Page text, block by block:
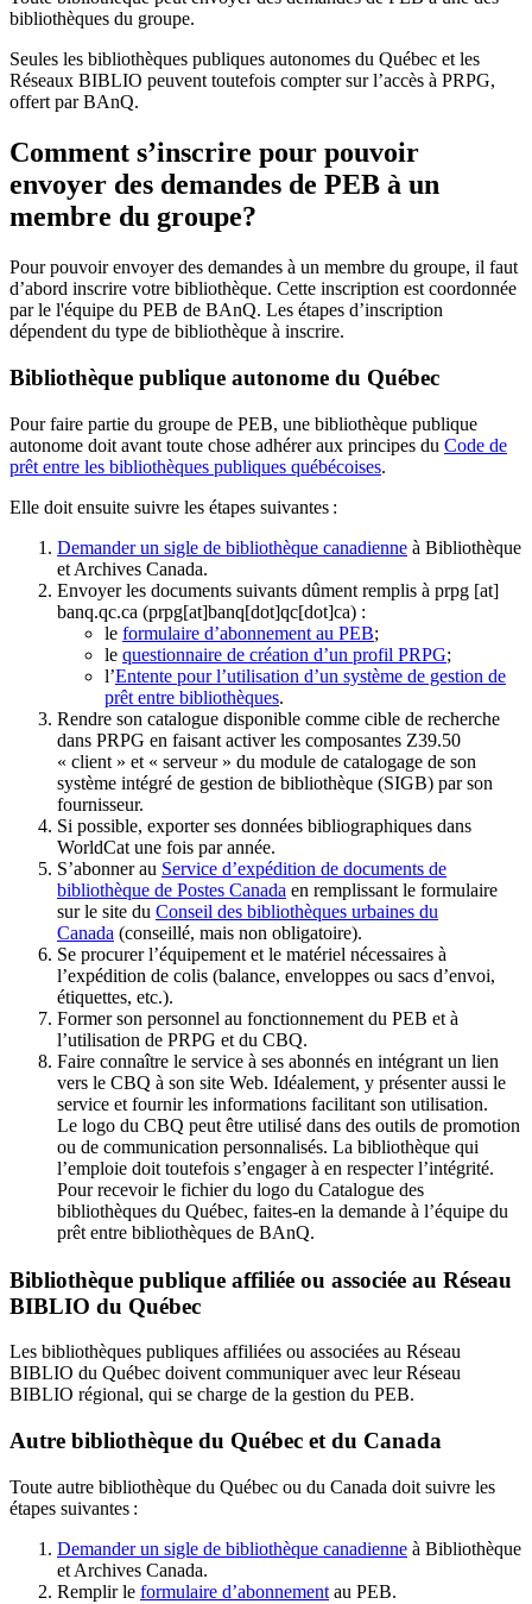
bibliothèques du groupe.
Seules les bibliothèques publiques autonomes du Québec et les
Réseaux BIBLIO peuvent toutefois compter sur l’accès à PRPG,
offert par BAnQ.
Comment s’inscrire pour pouvoir
envoyer des demandes de PEB à un
membre du groupe?
Pour pouvoir envoyer des demandes à un membre du groupe, il faut
d’abord inscrire votre bibliothèque. Cette inscription est coordonnée
par le l'équipe du PEB de BAnQ. Les étapes d’inscription
dépendent du type de bibliothèque à inscrire.
Bibliothèque publique autonome du Québec
Pour faire partie du groupe de PEB, une bibliothèque publique
autonome doit avant toute chose adhérer aux principes du Code de
prêt entre les bibliothèques publiques québécoises.
Elle doit ensuite suivre les étapes suivantes :
Demander un sigle de bibliothèque canadienne à Bibliothèque
et Archives Canada.
Envoyer les documents suivants dûment remplis à prpg [at]
banq.qc.ca (prpg[at]banq[dot]qc[dot]ca) :
le formulaire d’abonnement au PEB;
le questionnaire de création d’un profil PRPG;
l’Entente pour l’utilisation d’un système de gestion de
prêt entre bibliothèques.
Rendre son catalogue disponible comme cible de recherche
dans PRPG en faisant activer les composantes Z39.50
« client » et « serveur » du module de catalogage de son
système intégré de gestion de bibliothèque (SIGB) par son
fournisseur.
Si possible, exporter ses données bibliographiques dans
WorldCat une fois par année.
S’abonner au Service d’expédition de documents de
bibliothèque de Postes Canada en remplissant le formulaire
sur le site du Conseil des bibliothèques urbaines du
Canada (conseillé, mais non obligatoire).
Se procurer l’équipement et le matériel nécessaires à
l’expédition de colis (balance, enveloppes ou sacs d’envoi,
étiquettes, etc.).
Former son personnel au fonctionnement du PEB et à
l’utilisation de PRPG et du CBQ.
Faire connaître le service à ses abonnés en intégrant un lien
vers le CBQ à son site Web. Idéalement, y présenter aussi le
service et fournir les informations facilitant son utilisation.
Le logo du CBQ peut être utilisé dans des outils de promotion
ou de communication personnalisés. La bibliothèque qui
l’emploie doit toutefois s’engager à en respecter l’intégrité.
Pour recevoir le fichier du logo du Catalogue des
bibliothèques du Québec, faites-en la demande à l’équipe du
prêt entre bibliothèques de BAnQ.
Bibliothèque publique affiliée ou associée au Réseau
BIBLIO du Québec
Les bibliothèques publiques affiliées ou associées au Réseau
BIBLIO du Québec doivent communiquer avec leur Réseau
BIBLIO régional, qui se charge de la gestion du PEB.
Autre bibliothèque du Québec et du Canada
Toute autre bibliothèque du Québec ou du Canada doit suivre les
étapes suivantes :
Demander un sigle de bibliothèque canadienne à Bibliothèque
et Archives Canada.
Remplir le formulaire d’abonnement au PEB.